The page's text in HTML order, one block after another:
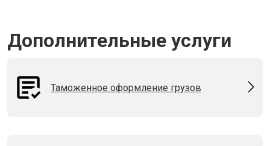
Дополнительные услуги
Таможенное оформление грузов